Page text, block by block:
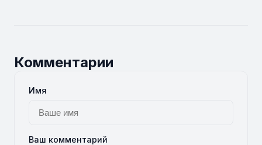
Комментарии
Имя
Ваш комментарий